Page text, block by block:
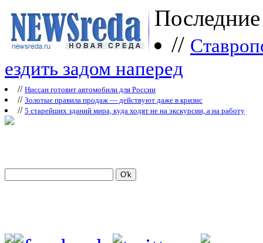
//
ездить задом наперед
// Ниссан готовит автомобили для России
// Зoлoтые прaвилa продаж — действуют даже в кризис
// 5 старейших зданий мира, куда ходят не на экскурсии, а на работу